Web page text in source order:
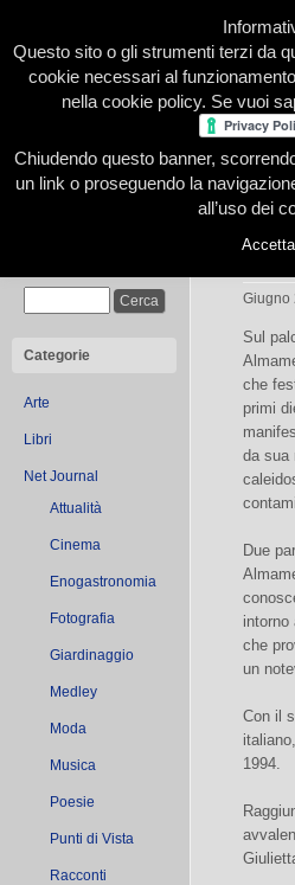
Home Presentazione
Categorie
Arte
Libri
Net Journal
Attualità
Cinema
Enogastronomia
Fotografia
Giardinaggio
Medley
Moda
Musica
Poesie
Punti di Vista
Racconti
Giugno
Sul
che
primi
da sua
Due
intorno
che
un
Con il
1994.
Questo sito o gli strumenti terzi da
cookie necessari al
nella cookie policy. Se vuoi
Chiudendo questo banner,
un link o proseguendo la
all’uso dei
Accetta